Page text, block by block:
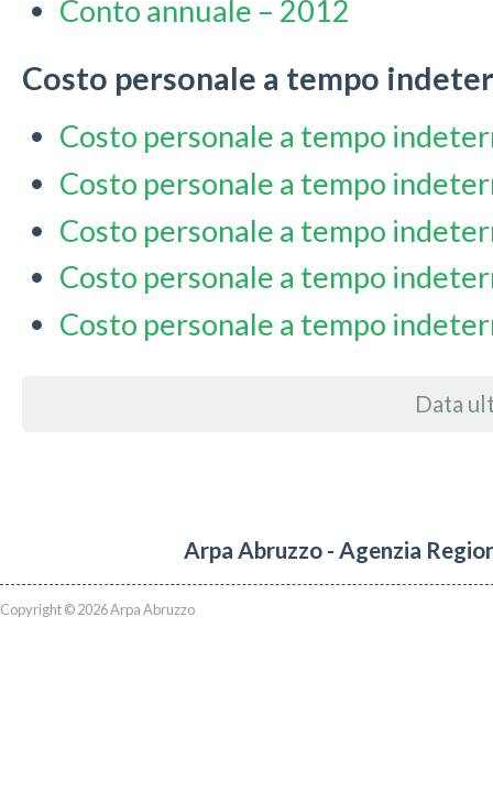
Conto annuale – 2012
Costo personale a tempo
Costo personale a tempo
Costo personale a tempo
Costo personale a tempo
Costo personale a tempo
Costo personale a tempo
Data
Arpa Abruzzo - Agenzia
Copyright © 2026 Arpa Abruzzo